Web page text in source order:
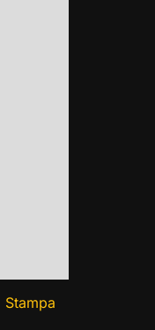
Stampa